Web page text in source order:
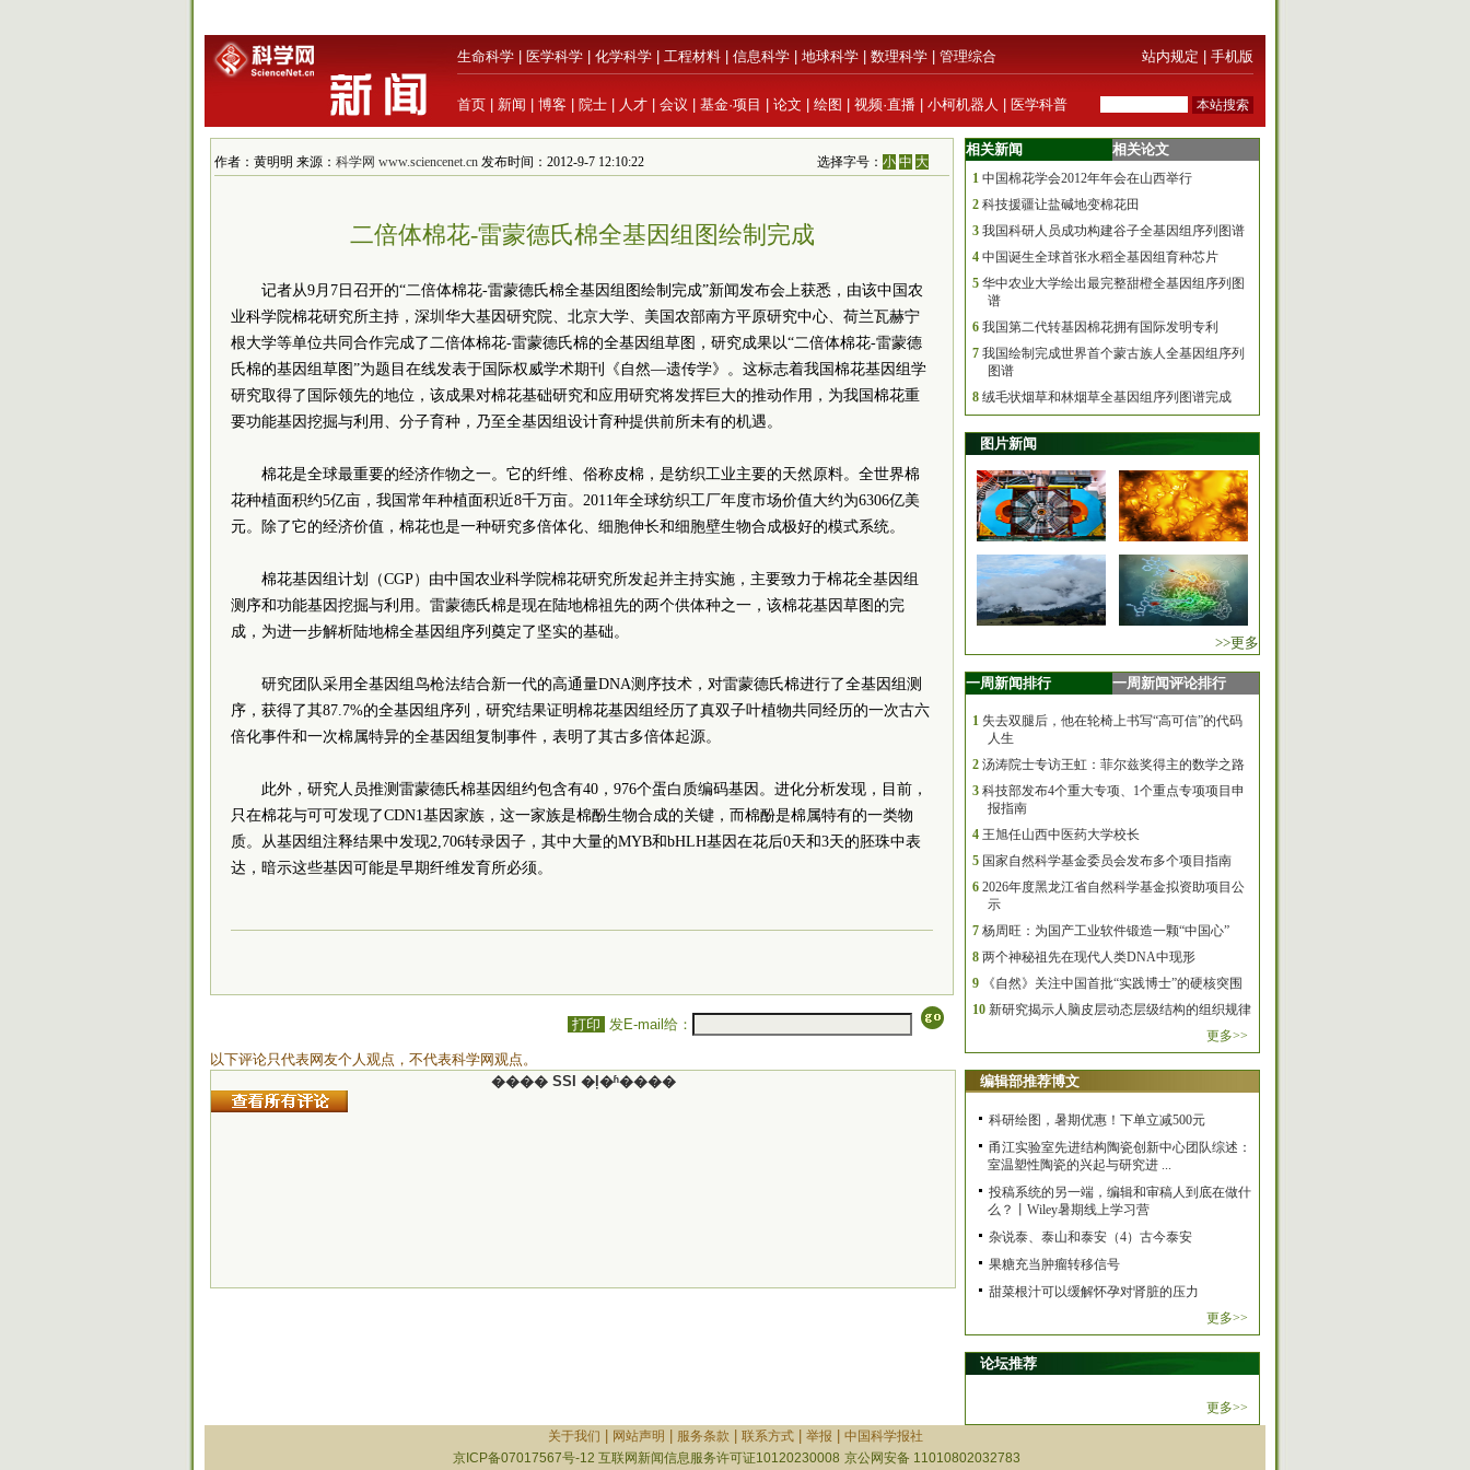
生命科学 医学科学 化学科学 工程材料 信息科学 地球科学 数理科学 管理综合 站内规定 手机版
首页 新闻 博客 院士 人才 会议 基金·项目 论文 绘图 视频·直播 小柯机器人 医学科普
作者：黄明明 来源： 科学网 www.sciencenet.cn 发布时间：2012-9-7 12:10:22 选择字号：小 中 大
二倍体棉花-雷蒙德氏棉全基因组图绘制完成
记者从9月7日召开的“二倍体棉花-雷蒙德氏棉全基因组图绘制完成”新闻发布会上获悉，由该中国农
业科学院棉花研究所主持，深圳华大基因研究院、北京大学、美国农部南方平原研究中心、荷兰瓦赫宁
根大学等单位共同合作完成了二倍体棉花-雷蒙德氏棉的全基因组草图，研究成果以“二倍体棉花-雷蒙德
氏棉的基因组草图”为题目在线发表于国际权威学术期刊《自然—遗传学》。这标志着我国棉花基因组学
研究取得了国际领先的地位，该成果对棉花基础研究和应用研究将发挥巨大的推动作用，为我国棉花重
要功能基因挖掘与利用、分子育种，乃至全基因组设计育种提供前所未有的机遇。
棉花是全球最重要的经济作物之一。它的纤维、俗称皮棉，是纺织工业主要的天然原料。全世界棉
花种植面积约5亿亩，我国常年种植面积近8千万亩。2011年全球纺织工厂年度市场价值大约为6306亿美
元。除了它的经济价值，棉花也是一种研究多倍体化、细胞伸长和细胞壁生物合成极好的模式系统。
棉花基因组计划（CGP）由中国农业科学院棉花研究所发起并主持实施，主要致力于棉花全基因组
测序和功能基因挖掘与利用。雷蒙德氏棉是现在陆地棉祖先的两个供体种之一，该棉花基因草图的完
成，为进一步解析陆地棉全基因组序列奠定了坚实的基础。
研究团队采用全基因组鸟枪法结合新一代的高通量DNA测序技术，对雷蒙德氏棉进行了全基因组测
序，获得了其87.7%的全基因组序列，研究结果证明棉花基因组经历了真双子叶植物共同经历的一次古六
倍化事件和一次棉属特异的全基因组复制事件，表明了其古多倍体起源。
此外，研究人员推测雷蒙德氏棉基因组约包含有40，976个蛋白质编码基因。进化分析发现，目前，
只在棉花与可可发现了CDN1基因家族，这一家族是棉酚生物合成的关键，而棉酚是棉属特有的一类物
质。从基因组注释结果中发现2,706转录因子，其中大量的MYB和bHLH基因在花后0天和3天的胚珠中表
达，暗示这些基因可能是早期纤维发育所必须。
打印 发E-mail给：
以下评论只代表网友个人观点，不代表科学网观点。
���� SSI �ļ�ʱ����
相关新闻 相关论文
1 中国棉花学会2012年年会在山西举行
2 科技援疆让盐碱地变棉花田
3 我国科研人员成功构建谷子全基因组序列图谱
4 中国诞生全球首张水稻全基因组育种芯片
5 华中农业大学绘出最完整甜橙全基因组序列图
谱
6 我国第二代转基因棉花拥有国际发明专利
7 我国绘制完成世界首个蒙古族人全基因组序列
图谱
8 绒毛状烟草和林烟草全基因组序列图谱完成
图片新闻
>>更多
一周新闻排行 一周新闻评论排行
1 失去双腿后，他在轮椅上书写“高可信”的代码
人生
2 汤涛院士专访王虹：菲尔兹奖得主的数学之路
3 科技部发布4个重大专项、1个重点专项项目申
报指南
4 王旭任山西中医药大学校长
5 国家自然科学基金委员会发布多个项目指南
6 2026年度黑龙江省自然科学基金拟资助项目公
示
7 杨周旺：为国产工业软件锻造一颗“中国心”
8 两个神秘祖先在现代人类DNA中现形
9
《自然》关注中国首批“实践博士”的硬核突围
10 新研究揭示人脑皮层动态层级结构的组织规律
更多>>
编辑部推荐博文
科研绘图，暑期优惠！下单立减500元
甬江实验室先进结构陶瓷创新中心团队综述：
室温塑性陶瓷的兴起与研究进 ...
投稿系统的另一端，编辑和审稿人到底在做什
么？丨Wiley暑期线上学习营
杂说泰、泰山和泰安（4）古今泰安
果糖充当肿瘤转移信号
甜菜根汁可以缓解怀孕对肾脏的压力
更多>>
论坛推荐
更多>>
关于我们
网站声明 服务条款 联系方式| 举报
中国科学报社
京ICP备07017567号-12 互联网新闻信息服务许可证10120230008 京公网安备 11010802032783